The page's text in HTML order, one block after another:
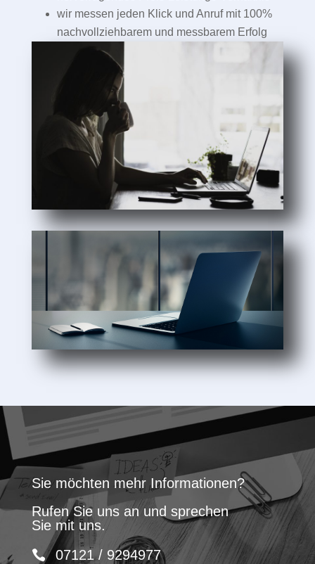
wir messen jeden Klick und Anruf mit 100%
nachvollziehbarem und messbarem Erfolg
Sie möchten mehr Informationen?
Rufen Sie uns an und sprechen
Sie mit uns.
07121 / 9294977